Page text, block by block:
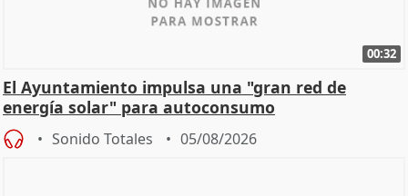
00:32
El Ayuntamiento impulsa una "gran red de
energía solar" para autoconsumo
Sonido Totales 05/08/2026